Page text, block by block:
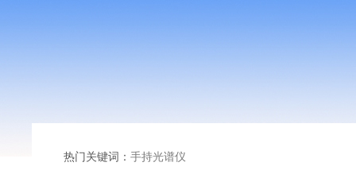
热门关键词： 手持光谱仪